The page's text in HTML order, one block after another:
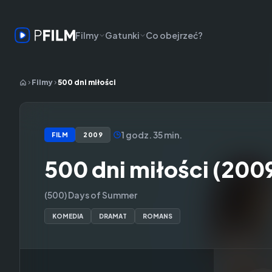
Filmy Gatunki Co obejrzeć?
Filmy 500 dni miłości
FILM 2009 1 godz. 35 min.
500 dni miłości
(500) Days of Summer
KOMEDIA DRAMAT ROMANS